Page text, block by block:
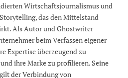
Wirtschaftsjournalismus und
das den Mittelstand
Als Autor und Ghostwriter
beim Verfassen eigener
Expertise überzeugend zu
ihre Marke zu profilieren. Seine
der Verbindung von